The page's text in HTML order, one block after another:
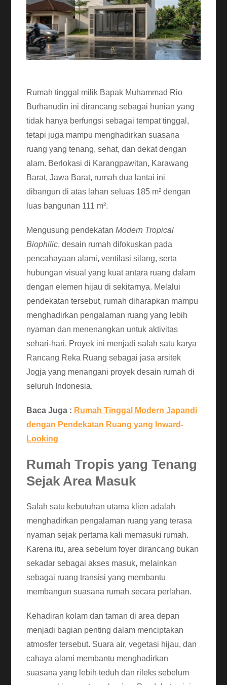
Rumah tinggal milik Bapak Muhammad Rio
Burhanudin ini dirancang sebagai hunian yang
tidak hanya berfungsi sebagai tempat tinggal,
tetapi juga mampu menghadirkan suasana
ruang yang tenang, sehat, dan dekat dengan
alam. Berlokasi di Karangpawitan, Karawang
Barat, Jawa Barat, rumah dua lantai ini
dibangun di atas lahan seluas 185 m² dengan
luas bangunan 111 m².
Mengusung pendekatanModern Tropical
Biophilic, desain rumah difokuskan pada
pencahayaan alami, ventilasi silang, serta
hubungan visual yang kuat antara ruang dalam
dengan elemen hijau di sekitarnya. Melalui
pendekatan tersebut, rumah diharapkan mampu
menghadirkan pengalaman ruang yang lebih
nyaman dan menenangkan untuk aktivitas
sehari-hari. Proyek ini menjadi salah satu karya
Rancang Reka Ruang sebagai jasa arsitek
Jogja yang menangani proyek desain rumah di
seluruh Indonesia.
Baca Juga : Rumah Tinggal Modern Japandi
dengan Pendekatan Ruang yang Inward-
Looking
Rumah Tropis yang Tenang
Sejak Area Masuk
Salah satu kebutuhan utama klien adalah
menghadirkan pengalaman ruang yang terasa
nyaman sejak pertama kali memasuki rumah.
Karena itu, area sebelum foyer dirancang bukan
sekadar sebagai akses masuk, melainkan
sebagai ruang transisi yang membantu
membangun suasana rumah secara perlahan.
Kehadiran kolam dan taman di area depan
menjadi bagian penting dalam menciptakan
atmosfer tersebut. Suara air, vegetasi hijau, dan
cahaya alami membantu menghadirkan
suasana yang lebih teduh dan rileks sebelum